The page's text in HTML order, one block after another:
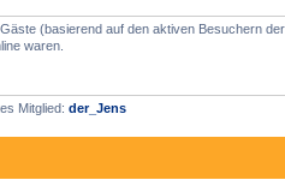
(basierend auf den aktiven Besuchern
waren.
Mitglied: der_Jens